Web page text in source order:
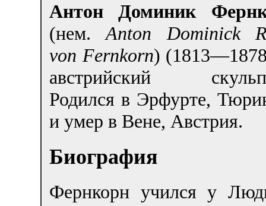
Антон Доминик
(нем.Anton Dominick
von Fernkorn)
австрийский
Родился в Эрфурте,
и умер в Вене, Австрия.
Биография
Фернкорн учился у